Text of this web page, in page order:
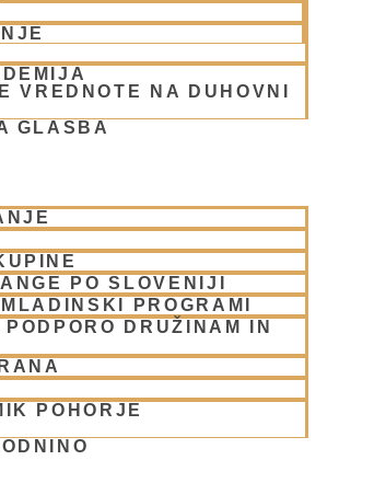
VREDNOTE NA DUHOVNI
GLASBA
PO SLOVENIJI
PROGRAMI
DRUŽINAM IN
POHORJE